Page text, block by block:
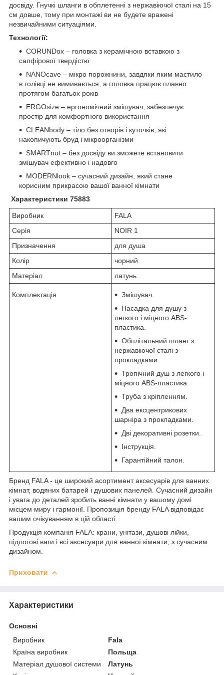
досвіду. Гнучкі шланги в обплетенні з нержавіючої сталі на 15
см довше, тому при монтажі ви не будете вражені
незвичайними ситуаціями.
Технології:
CORUNDox – головка з керамічною вставкою з
сапфірової твердістю
NANOcave – мікро порожнини, завдяки яким мастило
в голівці не вимивається, а головка працює плавно
протягом багатьох років
ERGOsize – ергономічний змішувач, забезпечує
простір для комфортного використання
CLEANbody – тіло без отворів і куточків, які
накопичують бруд і мікроорганізми
SMARTnut – без досвіду ви зможете встановити
змішувач ефективно і надовго
MODERNlook – сучасний дизайн, який стане
корисним прикрасою вашої ванної кімнати
Характеристики 75883
Виробник
FALA
Серія
NOIR 1
Призначення
для душа
Колір
чорний
Матеріал
латунь
Комплектація
Змішувач.
Насадка для душу з
легкого і міцного ABS-
пластика.
Обплітальний шланг з
нержавіючої сталі з
прокладками.
Тропічний душ з легкого і
міцного ABS-пластика.
Труба з кріпленням.
Два ексцентрикових
шарніра з прокладками.
Дві декоративні розетки.
Інструкція.
Гарантійний талон.
Бренд FALA - це широкий асортимент аксесуарів для ванних
кімнат, водяних батарей і душових панелей. Сучасний дизайн
і увага до деталей зробить ванні кімнати у вашому домі
місцем миру і гармонії. Пропозиція бренду FALA відповідає
вашим очікуванням в цій області.
Продукція компанія FALA: крани, унітази, душові лійки,
підлогові ваги і всі аксесуари для ванної кімнати, з сучасним
дизайном.
Приховати
Характеристики
Основні
Виробник
Fala
Країна виробник
Польща
Матеріал душової системи
Латунь